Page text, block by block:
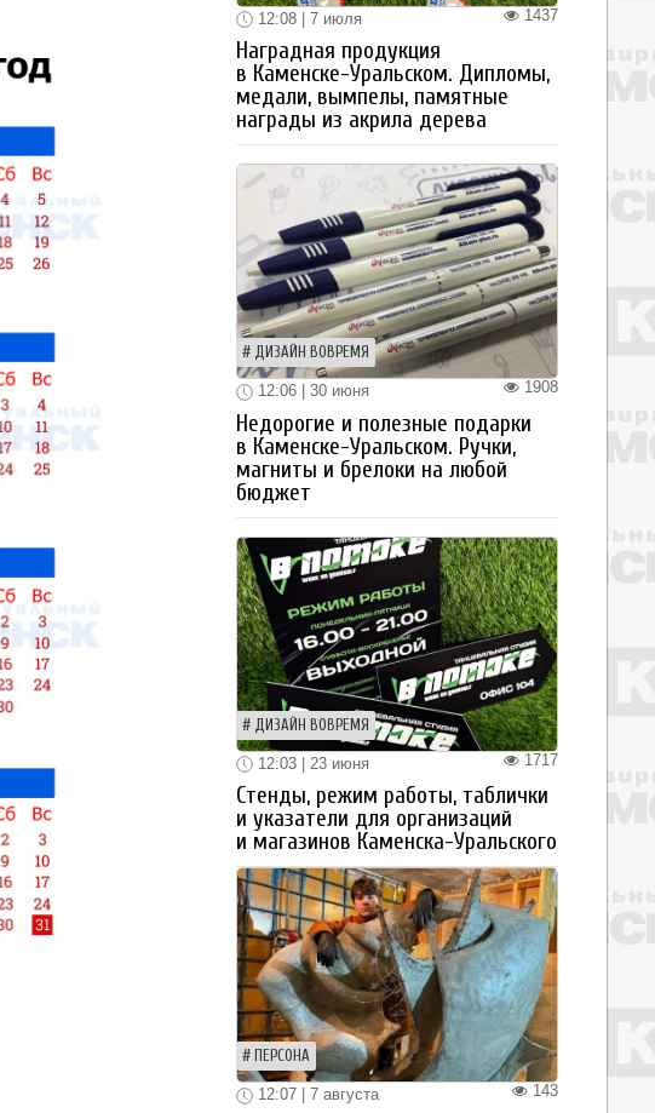
1437
12:08 | 7 июля
Наградная продукция
в Каменске-Уральском. Дипломы,
медали, вымпелы, памятные
награды из акрила дерева
ДИЗАЙН ВОВРЕМЯ
1908
12:06 | 30 июня
Недорогие и полезные подарки
в Каменске-Уральском. Ручки,
магниты и брелоки на любой
бюджет
ДИЗАЙН ВОВРЕМЯ
1717
12:03 | 23 июня
Стенды, режим работы, таблички
и указатели для организаций
и магазинов Каменска-Уральского
ПЕРСОНА
143
12:07 | 7 августа